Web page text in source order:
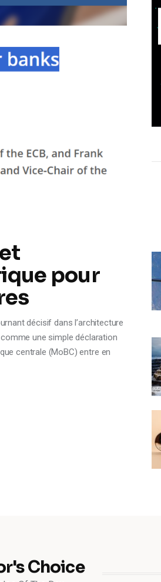
pour
décisif dans l’architecture
une simple déclaration
centrale (MoBC) entre en
Choice